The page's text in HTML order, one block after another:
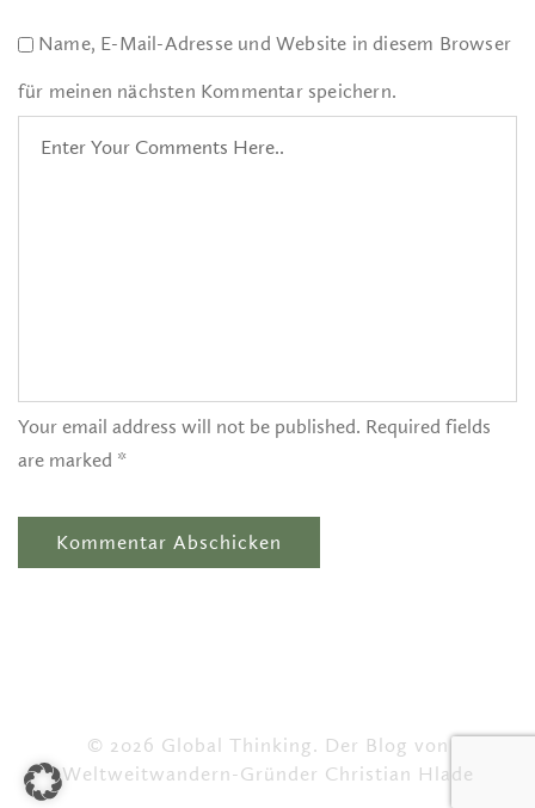
Name, E-Mail-Adresse und Website in diesem Browser
für meinen nächsten Kommentar speichern.
Your email address will not be published. Required fields
are marked *
© 2026 Global Thinking. Der Blog von
Weltweitwandern-Gründer Christian Hlade